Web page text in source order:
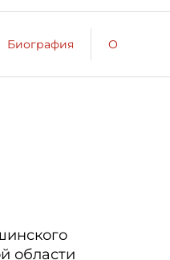
Биография
области